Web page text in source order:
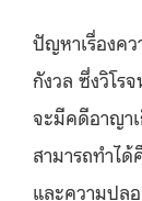
ปัญหาเรื่องค
กังวล ซึ่งวิโร
จะมีคดีอาญา
สามารถทำไ
และความปล